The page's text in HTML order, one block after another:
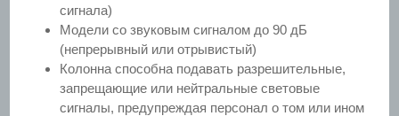
сигнала)
Модели со звуковым сигналом до 90 дБ
(непрерывный или отрывистый)
Колонна способна подавать разрешительные,
запрещающие или нейтральные световые
сигналы, предупреждая персонал о том или ином